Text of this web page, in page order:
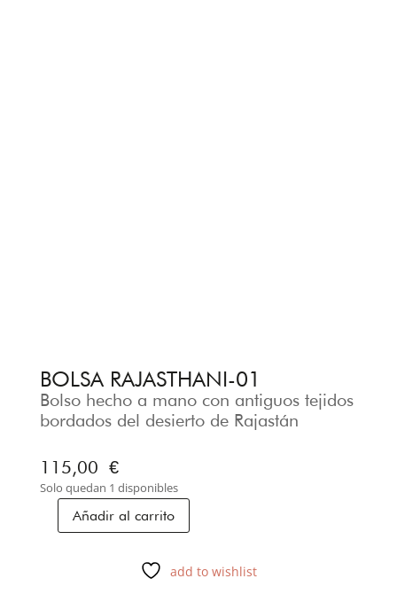
BOLSA RAJASTHANI-01
Bolso hecho a mano con antiguos tejidos
bordados del desierto de Rajastán
115,00 €
Solo quedan 1 disponibles
BOLSA
Añadir al carrito
add to wishlist